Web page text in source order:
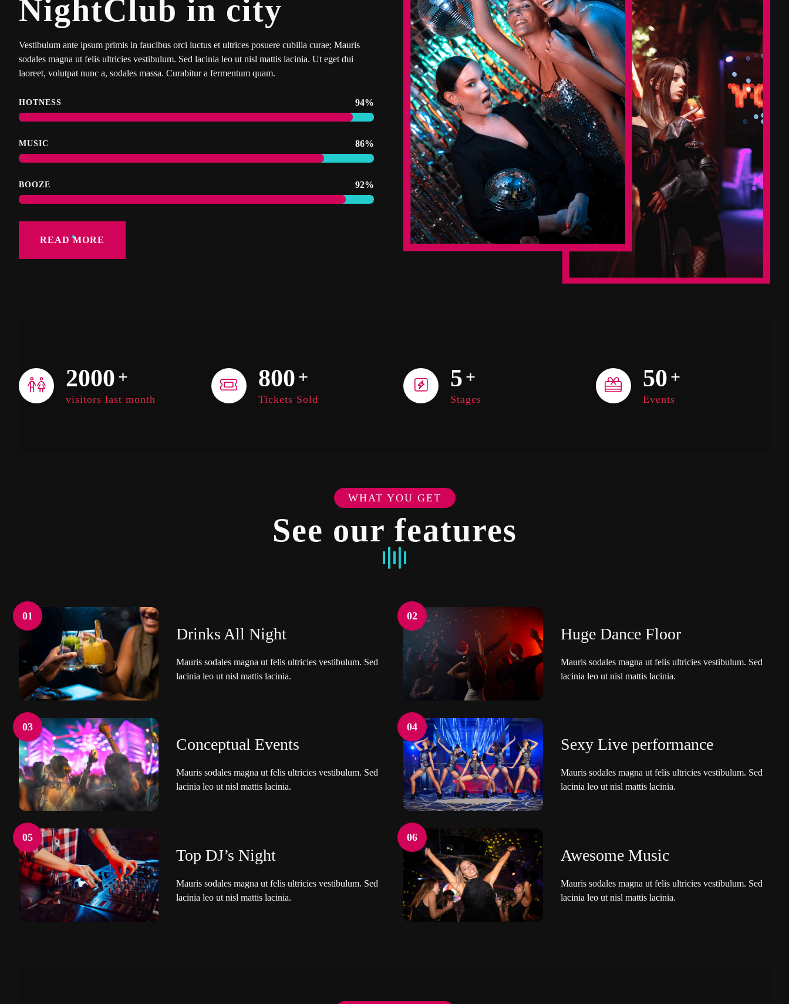
NightClub in city
Vestibulum ante ipsum primis in faucibus orci luctus et ultrices posuere cubilia curae; Mauris
sodales magna ut felis ultricies vestibulum. Sed lacinia leo ut nisl mattis lacinia. Ut eget dui
laoreet, volutpat nunc a, sodales massa. Curabitur a fermentum quam.
HOTNESS 94%
MUSIC 86%
BOOZE 92%
READ MORE
2000 +
visitors last month
800 +
Tickets Sold
5 +
Stages
50 +
Events
WHAT YOU GET
See our features
01
Drinks All Night
Mauris sodales magna ut felis ultricies vestibulum. Sed
lacinia leo ut nisl mattis lacinia.
03
Conceptual Events
Mauris sodales magna ut felis ultricies vestibulum. Sed
lacinia leo ut nisl mattis lacinia.
05
Top DJ’s Night
Mauris sodales magna ut felis ultricies vestibulum. Sed
lacinia leo ut nisl mattis lacinia.
02
Huge Dance Floor
Mauris sodales magna ut felis ultricies vestibulum. Sed
lacinia leo ut nisl mattis lacinia.
04
Sexy Live performance
Mauris sodales magna ut felis ultricies vestibulum. Sed
lacinia leo ut nisl mattis lacinia.
06
Awesome Music
Mauris sodales magna ut felis ultricies vestibulum. Sed
lacinia leo ut nisl mattis lacinia.